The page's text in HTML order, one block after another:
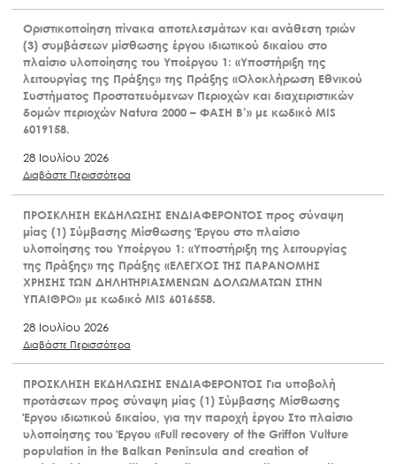
Διαβάστε Περισσότερα
Nέα Δημοσιότητα
ΔΙΑΚΗΡΥΞΗ ΔΗΜΟΣΙΟΥ ΔΙΑΓΩΝΙΣΜΟΥ Για την ανάδειξη
αναδόχου για την υπηρεσία: «Υπηρεσίες οργάνωσης
φθινοπωρινών – χειμερινών εκδηλώσεων έτους 2026 των
ΜΔΠΠ του ΟΦΥΠΕΚΑ»
Διαβάστε Περισσότερα
(3) συμβάσεων μίσθωσης έργου ιδιωτικού δικαίου στο
πλαίσιο υλοποίησης του Υποέργου 1: «Υποστήριξη της
λειτουργίας της Πράξης» της Πράξης «Ολοκλήρωση Εθνικού
Συστήματος Προστατευόμενων Περιοχών και διαχειριστικών
δομών περιοχών Natura 2000 – ΦΑΣΗ Β’» με κωδικό MIS
6019158.
28 Ιουλίου 2026
Διαβάστε Περισσότερα
ΠΡΟΣΚΛΗΣΗ ΕΚΔΗΛΩΣΗΣ ΕΝΔΙΑΦΕΡΟΝΤΟΣ προς σύναψη
μίας (1) Σύμβασης Μίσθωσης Έργου στο πλαίσιο
υλοποίησης του Υποέργου 1: «Υποστήριξη της λειτουργίας
της Πράξης» της Πράξης «ΕΛΕΓΧΟΣ ΤΗΣ ΠΑΡΑΝΟΜΗΣ
ΧΡΗΣΗΣ ΤΩΝ ΔΗΛΗΤΗΡΙΑΣΜΕΝΩΝ ΔΟΛΩΜΑΤΩΝ ΣΤΗΝ